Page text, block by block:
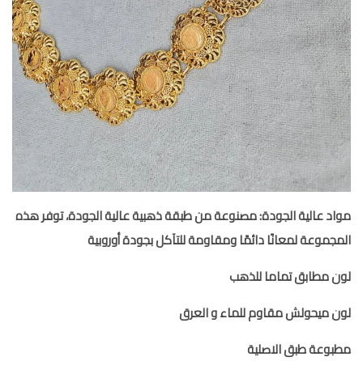
مواد عالية الجودة: مصنوعة من طبقة ذهبية عالية الجودة، توفر هذه
المجموعة لمعانًا دائمًا ومقاومة للتآكل بجودة أوروبية
لون مطابق تماما للذهب
لون ميحولش مقاوم للماء و العرق
مطبوعة طبق الاصلية